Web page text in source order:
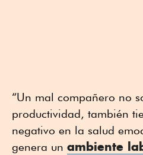
“Un mal compañero no
productividad, también
negativo en la salud
genera un ambiente